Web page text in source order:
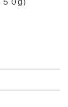
０g）